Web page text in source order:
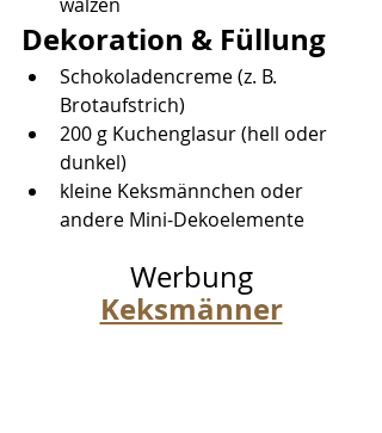
Dekoration & Füllung
Schokoladencreme (z. B.
Brotaufstrich)
200 g Kuchenglasur (hell oder
dunkel)
kleine Keksmännchen oder
andere Mini-Dekoelemente
Werbung
Keksmänner